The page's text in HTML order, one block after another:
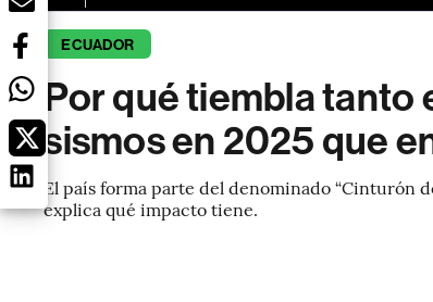
ECUADOR
Por qué tiembla tanto
sismos en 2025 que
El país forma parte del denominado “Cinturón
explica qué impacto tiene.